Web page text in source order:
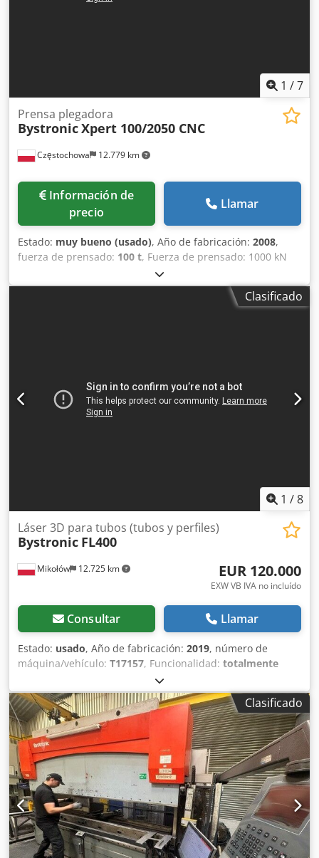
1 /7
Częstochowa 12.779 km
Prensa plegadora
BystronicXpert 100/2050 CNC
Información de
precio
Llamar
Estado: muy bueno (usado), Año de fabricación: 2008,
fuerza de prensado: 100 t, Fuerza de prensado: 1000 kN
(100 toneladas) Longitud de plegado: 2050 mm Carrera:
215 mm Altura de apertura: 500 mm Saliente: 400 mm
Distancia entre columnas: 1700 mm Topes traseros: ejes X,
Clasificado
1 /8
Mikołów 12.725 km
Láser 3D para tubos (tubos y perfiles)
Bystronic FL400
EUR 120.000
EXW VB IVA no incluído
Consultar Llamar
Estado: usado, Año de fabricación: 2019, número de
máquina/vehículo: T17157, Funcionalidad: totalmente
, horas de funcionamiento:
entrada:40.000 V, corriente de entrada:4.000 A,
frecuencia de entrada:10.600 Hz, tipo de corriente de
entrada:trifásico, capacidad del depósito de aceite:300 l,
longitud total:42.400 mm, ancho total:11.200 mm, altura
total:5.100 mm, peso total: 107.250 kg, año de la última
revisión:
, Equipamiento:4ª función hidráulica,
Marcado CE, barrera fotoeléctrica de seguridad,
documentación / manual , EN VENTA – SISTEMA DE CORTE
LÁSER BYSTRONIC FL400 PARA TUBOS Y PERFILES Máquina
de corte láser de alto rendimiento para tubos, perfiles y
perfiles estructurales. Dkodpfx Aezqudpomhor Como parte
Clasificado